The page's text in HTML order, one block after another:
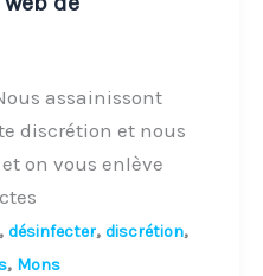
assainissont
discrétion et nous
on vous enlève
désinfecter, discrétion,
, Mons